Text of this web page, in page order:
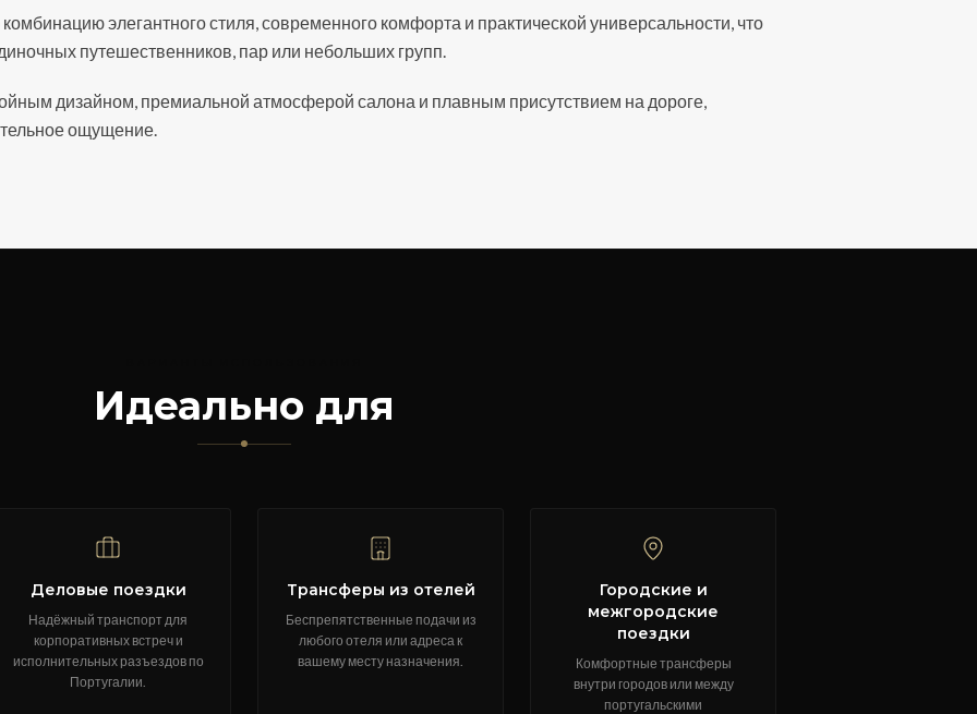
элегантного стиля, современного комфорта и практической универсальности, что
путешественников, пар или небольших групп.
дизайном, премиальной атмосферой салона и плавным присутствием на дороге,
ощущение.
Идеально для
Деловые поездки
Надёжный транспорт для
корпоративных встреч и
исполнительных разъездов по
Португалии.
Трансферы из отелей
Беспрепятственные подачи из
любого отеля или адреса к
вашему месту назначения.
Городские и
межгородские
поездки
Комфортные трансферы
внутри городов или между
португальскими